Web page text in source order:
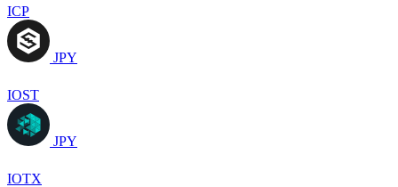
ICP
JPY
IOST
JPY
IOTX